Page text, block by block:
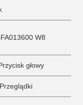
W8
głowy